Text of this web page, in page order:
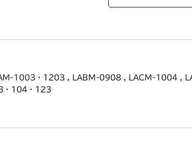
1003・1203 , LABM-0908 , LACM-1004 ,
・104・123